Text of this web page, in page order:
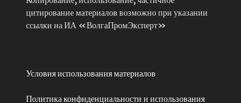
цитирование материалов возможно при указании
ссылки на ИА «ВолгаПромЭксперт»
Условия использования материалов
Политика конфиденциальности и использования